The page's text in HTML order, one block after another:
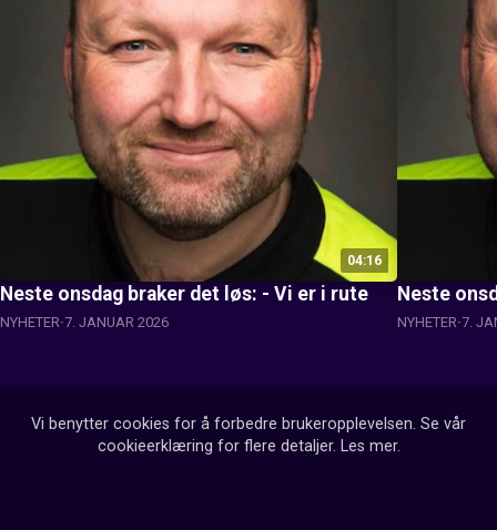
04:16
Neste onsdag braker det løs: - Vi er i rute
NYHETER 7. JANUAR 2026
Neste
NYHETER 7.
Vi benytter cookies for å forbedre brukeropplevelsen. Se vår
cookieerklæring for flere detaljer. Les mer.